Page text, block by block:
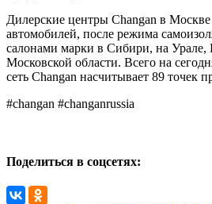
Дилерские центры Changan в
автомобилей, после режима
салонами марки в Сибири, на
Московской области. Всего на
сеть Changan насчитывает 89 точек
#changan #changanrussia
Поделиться в соцсетях: